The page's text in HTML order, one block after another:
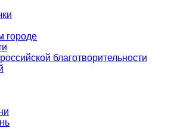
городе
благотворительности